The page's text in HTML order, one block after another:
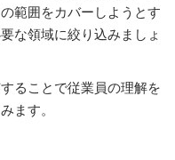
範囲をカバーしようとす
な領域に絞り込みましょ
ることで従業員の理解を
ます。